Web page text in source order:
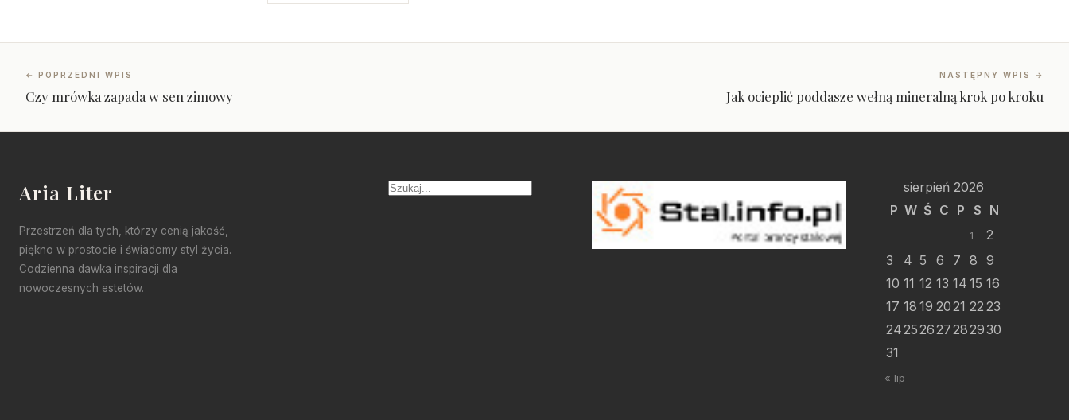
← POPRZEDNI WPIS
Czy mrówka zapada w sen zimowy
NASTĘPNY WPIS →
Jak ocieplić poddasze wełną mineralną krok po kroku
Aria Liter
Przestrzeń dla tych, którzy cenią jakość,
piękno w prostocie i świadomy styl życia.
Codzienna dawka inspiracji dla
nowoczesnych estetów.
sierpień 2026
P W Ś C P S N
1
2
3
4 5 6 7 8 9
10 11 12 13 14 15 16
17 18 19 20 21 22 23
24 25 26 27 28 2930
31
« lip